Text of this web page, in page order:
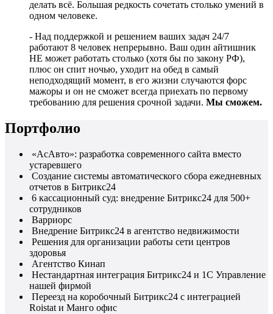
делать всё. Большая редкость сочетать столько умений в
одном человеке.
- Над поддержкой и решением ваших задач 24/7
работают 8 человек непрерывно. Ваш один айтишник
НЕ может работать столько (хотя бы по закону РФ),
плюс он спит ночью, уходит на обед в самый
неподходящий момент, в его жизни случаются форс
мажоры и он не сможет всегда приехать по первому
требованию для решения срочной задачи. Мы сможем.
Портфолио
«АсАвто»: разработка современного сайта вместо
устаревшего
Создание системы автоматического сбора ежедневных
отчетов в Битрикс24
6 кассационный суд: внедрение Битрикс24 для 500+
сотрудников
Варриорс
Внедрение Битрикс24 в агентство недвижимости
Решения для организации работы сети центров
здоровья
Агентство Кинап
Нестандартная интеграция Битрикс24 и 1С Управление
нашей фирмой
Переезд на коробочный Битрикс24 с интеграцией
Roistat и Манго офис